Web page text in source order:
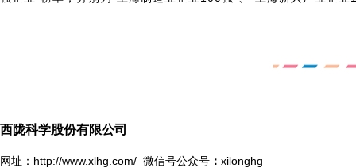
西陇科学股份有限公司
网址： http://www.xlhg.com/ 微信号公众号 ： xilonghg